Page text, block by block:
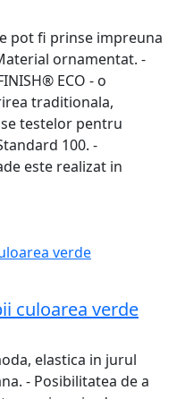
pot fi prinse impreuna
ornamentat. -
ECO - o
traditionala,
testelor pentru
100. -
este realizat in
culoarea verde
elastica in jurul
- Posibilitatea de a